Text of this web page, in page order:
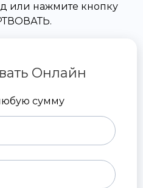
или нажмите кнопку
Онлайн
сумму